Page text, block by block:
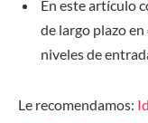
En este artículo
de largo plazo en
niveles de
Le recomendamos: